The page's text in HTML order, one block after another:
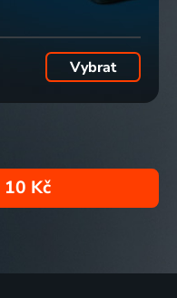
Vybrat
10 Kč